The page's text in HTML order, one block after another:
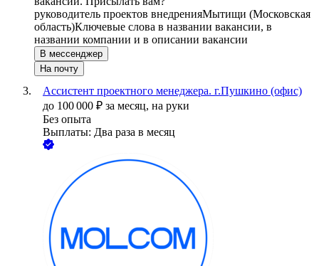
руководитель проектов внедренияМытищи (Московская
область)Ключевые слова в названии вакансии, в
названии компании и в описании вакансии
В мессенджер
На почту
Ассистент проектного менеджера. г.Пушкино (офис)
до 100 000 ₽ за месяц, на руки
Без опыта
Выплаты: Два раза в месяц